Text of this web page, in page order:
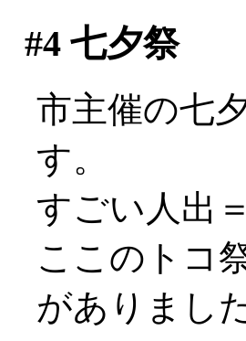
#4七夕祭
市主催の七
す。
すごい人出
ここのトコ
がありまし